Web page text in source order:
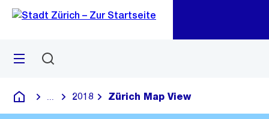
Navigation
Sprunglink
Menü
Deutsch
Blende alle Breadcrumbs ein
2018 Zürich Map View